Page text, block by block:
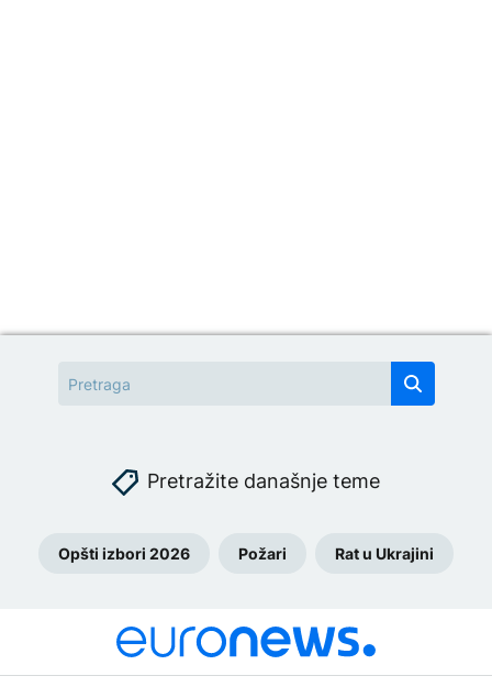
Pretražite današnje teme
Opšti izbori 2026 Požari Rat u Ukrajini